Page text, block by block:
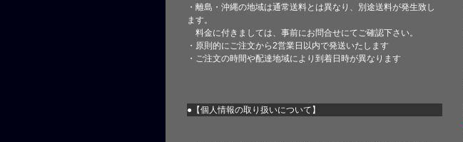
・離島・沖縄の地域は通常送料とは異なり、別途送料が発生致し
ます。
料金に付きましては、事前にお問合せにてご確認下さい。
・原則的にご注文から2営業日以内で発送いたします
・ご注文の時間や配達地域により到着日時が異なります
●【個人情報の取り扱いについて】